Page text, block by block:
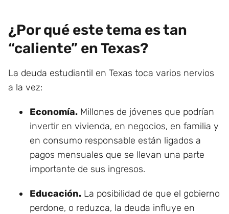
¿Por qué este tema es tan
“caliente” en Texas?
La deuda estudiantil en Texas toca varios nervios
a la vez:
Economía. Millones de jóvenes que podrían
invertir en vivienda, en negocios, en familia y
en consumo responsable están ligados a
pagos mensuales que se llevan una parte
importante de sus ingresos.
Educación. La posibilidad de que el gobierno
perdone, o reduzca, la deuda influye en